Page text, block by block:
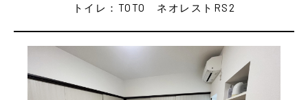
トイレ：TOTO ネオレストRS2